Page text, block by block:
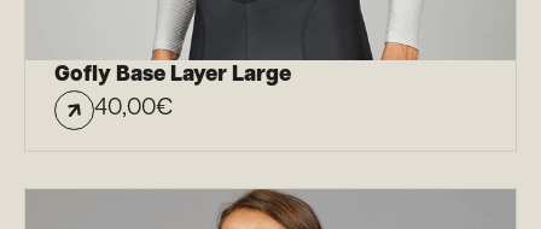
Gofly Base Layer Large
40,00€